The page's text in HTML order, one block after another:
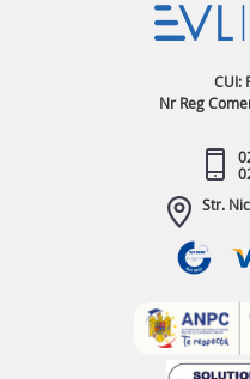
CUI:
Nr Reg
Str.